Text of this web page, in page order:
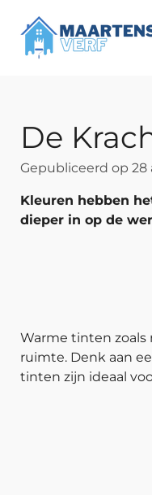
direct
naar
De
Gepubliceerd op 28
Kleuren hebben
dieper in op de
Warme tinten zoals
ruimte. Denk aan
tinten zijn ideaal